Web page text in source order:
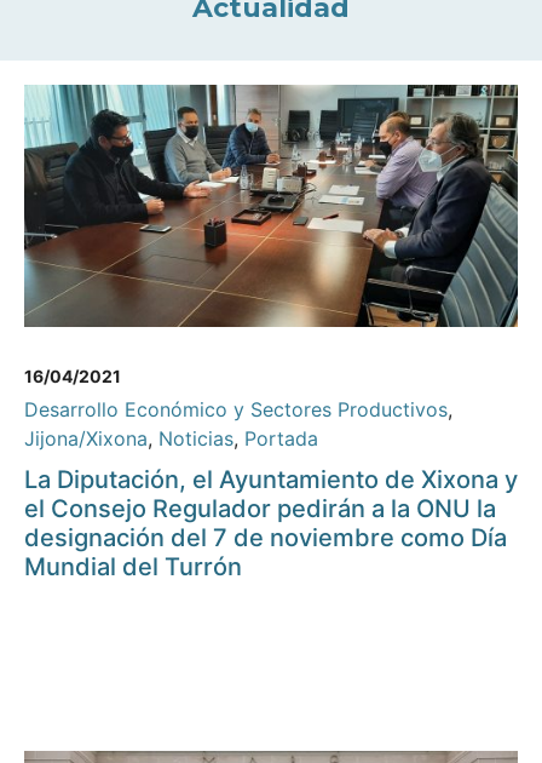
Actualidad
16/04/2021
Desarrollo Económico y Sectores Productivos,
Jijona/Xixona, Noticias, Portada
La Diputación, el Ayuntamiento de Xixona y
el Consejo Regulador pedirán a la ONU la
designación del 7 de noviembre como Día
Mundial del Turrón